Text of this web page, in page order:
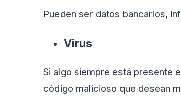
Pueden ser datos bancarios,
Virus
Si algo siempre está presente
código malicioso que desean